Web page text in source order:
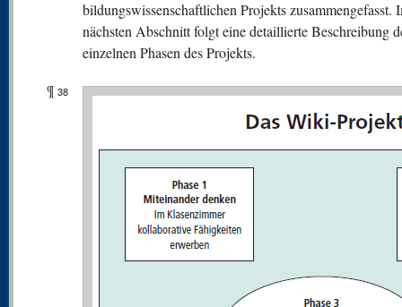
bildungswissenschaftlichen Projekts zusammengefasst.
nächsten Abschnitt folgt eine detaillierte Beschreibung
einzelnen Phasen des Projekts.
¶ 38